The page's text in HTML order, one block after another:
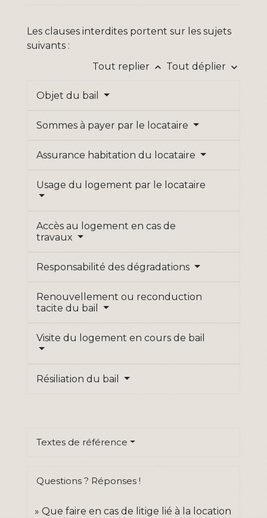
Les clauses interdites portent sur les sujets
suivants :
Tout replier keyboard_arrow_up Tout déplier keyboard_arrow_down
Objet du bail
Sommes à payer par le locataire
Assurance habitation du locataire
Usage du logement par le locataire
Accès au logement en cas de
travaux
Responsabilité des dégradations
Renouvellement ou reconduction
tacite du bail
Visite du logement en cours de bail
Résiliation du bail
Textes de référence
Questions ? Réponses !
Que faire en cas de litige lié à la location